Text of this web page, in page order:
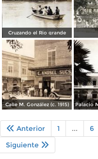
Cruzando el Rio grande
Calle M. González (c. 1915)
Anterior 1 ... 6
Siguiente